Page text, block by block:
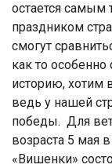
остается
праздником
смогут
как то
историю, хотим
ведь у нашей
победы. Для
возраста 5 мая
«Вишенки»